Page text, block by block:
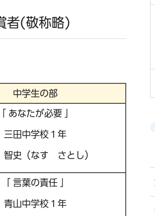
者(敬称略)
中学生の部
「 あなたが必要 」
三田中学校１年
史（なす さとし）
「 言葉の責任 」
青山中学校１年